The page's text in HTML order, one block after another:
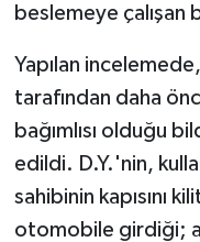
beslemeye çalışan
Yapılan
tarafından daha
bağımlısı olduğu
edildi. D.Y.'nin,
sahibinin kapısını
otomobile girdiği;